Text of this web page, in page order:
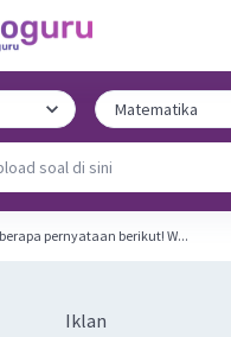
Perhatikan beberapa pernyataan berikut! W...
Iklan